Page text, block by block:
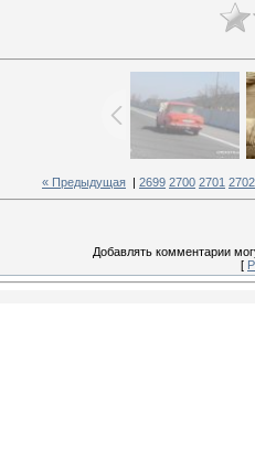
« Предыдущая 2699 2700 2701 2702
Добавлять комментарии
[